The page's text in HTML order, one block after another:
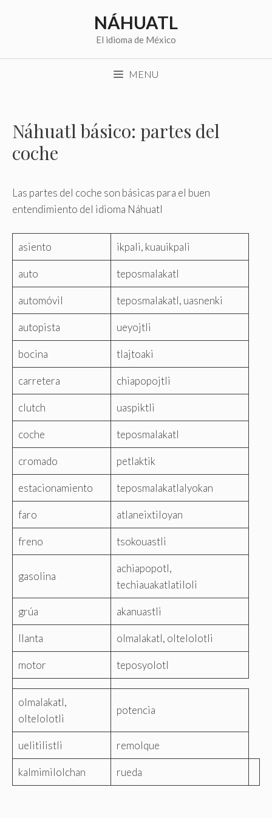
NÁHUATL
El idioma de México
MENU
Náhuatl básico: partes del
coche
Las partes del coche son básicas para el buen
entendimiento del idioma Náhuatl
asiento ikpali, kuauikpali
auto teposmalakatl
automóvil teposmalakatl, uasnenki
autopista ueyojtli
bocina tlajtoaki
carretera chiapopojtli
clutch uaspiktli
coche teposmalakatl
cromado petlaktik
estacionamiento teposmalakatlalyokan
faro atlaneixtiloyan
freno tsokouastli
gasolina
achiapopotl,
techiauakatlatiloli
grúa akanuastli
llanta olmalakatl, oltelolotli
motor teposyolotl
olmalakatl,
oltelolotli
potencia
uelitilistli remolque
kalmimilolchan rueda